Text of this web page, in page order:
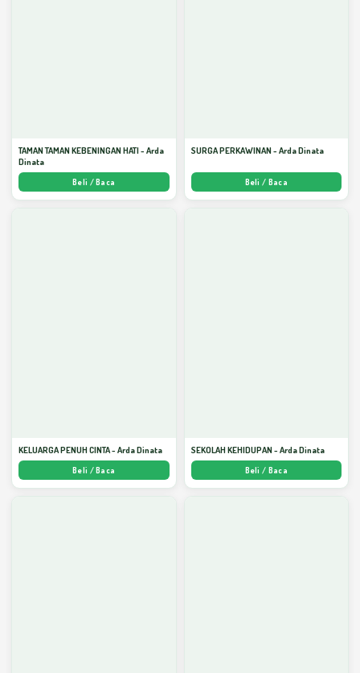
TAMAN TAMAN KEBENINGAN HATI - Arda
Dinata
Beli / Baca
SURGA PERKAWINAN - Arda Dinata
Beli / Baca
KELUARGA PENUH CINTA - Arda Dinata
Beli / Baca
SEKOLAH KEHIDUPAN - Arda Dinata
Beli / Baca